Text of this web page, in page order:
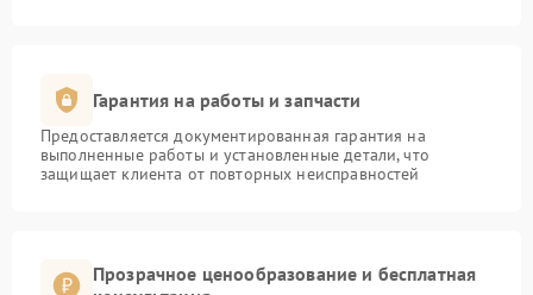
Гарантия на работы и запчасти
Предоставляется документированная гарантия на
выполненные работы и установленные детали, что
защищает клиента от повторных неисправностей
Прозрачное ценообразование и бесплатная